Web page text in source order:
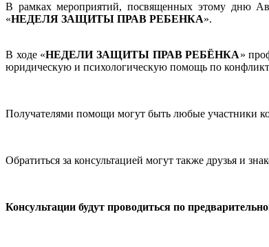
В рамках мероприятий, посвященных этому дню
«НЕДЕЛЯ ЗАЩИТЫ ПРАВ РЕБЕНКА».
В ходе «НЕДЕЛИ ЗАЩИТЫ ПРАВ РЕБЁНКА»
юридическую и психологическую помощь по
Получателями помощи могут быть любые участники
Обратиться за консультацией могут также друзья и
Консультации будут проводиться по